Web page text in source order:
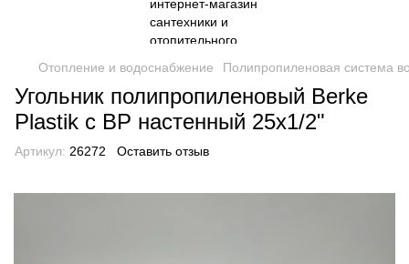
Отопление и водоснабжение Полипропиленовая система
Угольник полипропиленовый Berke
Plastik с ВР настенный 25х1/2"
Артикул: 26272 Оставить отзыв